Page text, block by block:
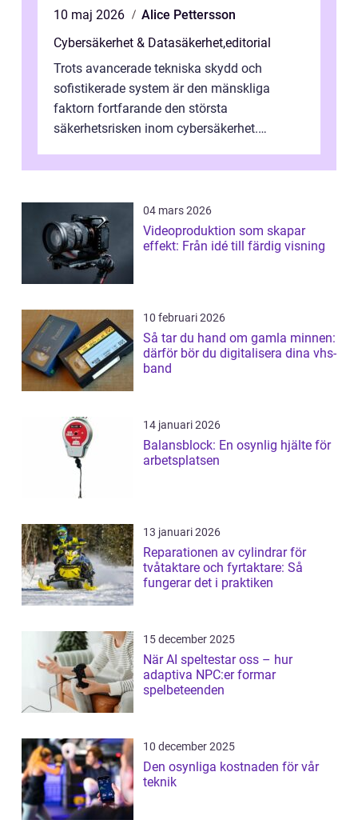
10 maj 2026
Alice Pettersson
Cybersäkerhet & Datasäkerhet,editorial
Trots avancerade tekniska skydd och
sofistikerade system är den mänskliga
faktorn fortfarande den största
säkerhetsrisken inom cybersäkerhet.
04 mars 2026
Videoproduktion som skapar
effekt: Från idé till färdig visning
10 februari 2026
Så tar du hand om gamla minnen:
därför bör du digitalisera dina vhs-
band
14 januari 2026
Balansblock: En osynlig hjälte för
arbetsplatsen
13 januari 2026
Reparationen av cylindrar för
tvåtaktare och fyrtaktare: Så
fungerar det i praktiken
15 december 2025
När AI speltestar oss – hur
adaptiva NPC:er formar
spelbeteenden
10 december 2025
Den osynliga kostnaden för vår
teknik